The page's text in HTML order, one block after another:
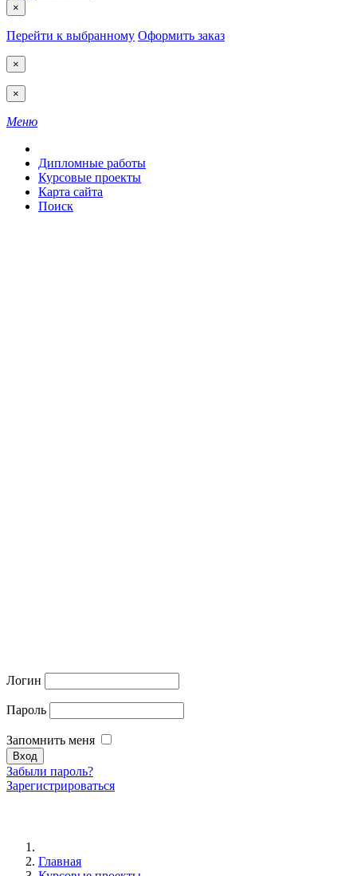
×
Перейти к выбранному Оформить заказ
×
×
Меню
Дипломные работы
Курсовые проекты
Карта сайта
Поиск
Логин
Пароль
Запомнить меня
Забыли пароль?
Зарегистрироваться
Главная